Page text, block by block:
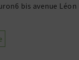
bis avenue Léon